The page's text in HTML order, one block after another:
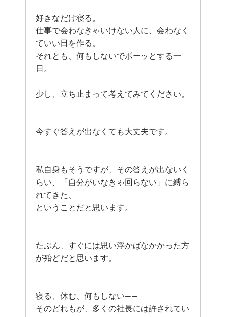
好きなだけ寝る。
仕事で会わなきゃいけない人に、会わなく
ていい日を作る。
それとも、何もしないでボーッとする一
日。
少し、立ち止まって考えてみてください。
今すぐ答えが出なくても大丈夫です。
私自身もそうですが、その答えが出ないく
らい、「自分がいなきゃ回らない」に縛ら
れてきた、
ということだと思います。
たぶん、すぐには思い浮かばなかかった方
が殆どだと思います。
寝る、休む、何もしない——
そのどれもが、多くの社長には許されてい